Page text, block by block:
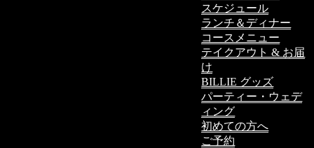
スケジュール
ランチ＆ディナー
コースメニュー
テイクアウト & お届
け
BILLIE グッズ
パーティー・ウェデ
ィング
初めての方へ
ご予約